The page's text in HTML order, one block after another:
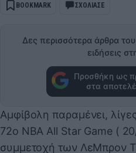
BOOKMARK ΣΧΟΛΙΑΣΕ
Δες περισσότερα άρθρα
ειδήσεις
Προσθήκη ως
στα
Αμφίβολη παραμένει,
72ο NBA All Star Game (
συμμετοχή των ΛεΜπρον